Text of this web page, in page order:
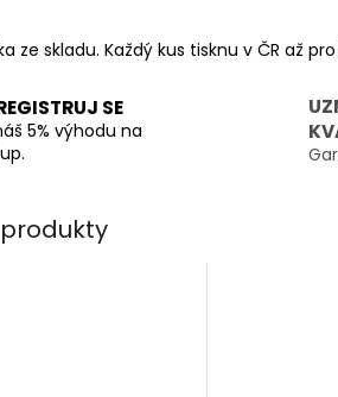
ze skladu. Každý kus tisknu v ČR až
SE
5% výhodu na